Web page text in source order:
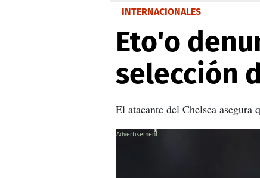
INTERNACIONALES
Eto'o
selección
El atacante del Chelsea asegura
X